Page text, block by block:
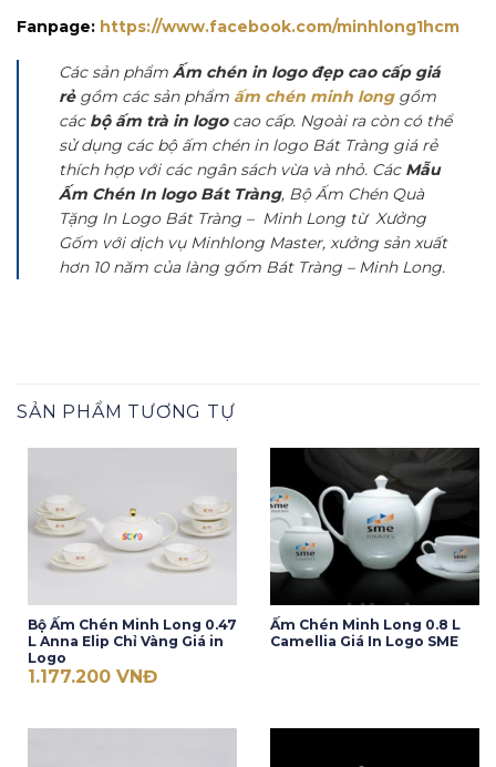
Fanpage: https://www.facebook.com/minhlong1hcm
Các sản phẩm Ấm chén in logo đẹp cao cấp giá
rẻgồm các sản phẩm ấm chén minh longgồm
các bộ ấm trà in logocao cấp. Ngoài ra còn có thể
sử dụng các bộ ấm chén in logo Bát Tràng giá rẻ
thích hợp với các ngân sách vừa và nhỏ. Các Mẫu
Ấm Chén In logo Bát Tràng, Bộ Ấm Chén Quà
Tặng In Logo Bát Tràng – Minh Long từ Xưởng
Gốm với dịch vụ Minhlong Master, xưởng sản xuất
hơn 10 năm của làng gốm Bát Tràng – Minh Long.
SẢN PHẨM TƯƠNG TỰ
Bộ Ấm Chén Minh Long 0.47
L Anna Elip Chỉ Vàng Giá in
Logo
1.177.200 VNĐ
Ấm Chén Minh Long 0.8 L
Camellia Giá In Logo SME